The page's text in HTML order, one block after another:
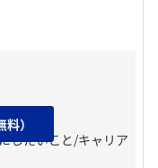
したいこと/キャリア
）